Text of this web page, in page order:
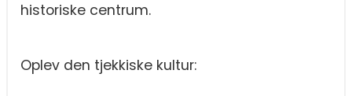
historiske centrum.
Oplev den tjekkiske kultur: